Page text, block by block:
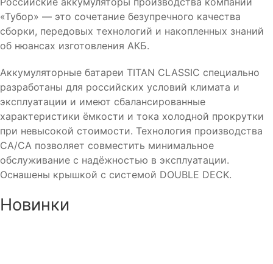
«Тубор» — это сочетание безупречного качества
сборки, передовых технологий и накопленных знаний
об нюансах изготовления АКБ.
Аккумуляторные батареи TITAN CLASSIC специально
разработаны для российских условий климата и
эксплуатации и имеют сбалансированные
характеристики ёмкости и тока холодной прокрутки
при невысокой стоимости. Технология производства
CA/CA позволяет совместить минимальное
обслуживание с надёжностью в эксплуатации.
Оснашены крышкой с системой DOUBLE DECK.
Новинки